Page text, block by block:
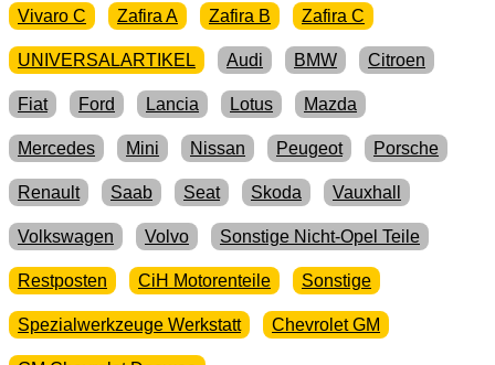
Vivaro C Zafira A Zafira B Zafira C
UNIVERSALARTIKEL Audi BMW Citroen
Fiat Ford Lancia Lotus Mazda
Mercedes Mini Nissan Peugeot Porsche
Renault Saab Seat Skoda Vauxhall
Volkswagen Volvo Sonstige Nicht-Opel Teile
Restposten CiH Motorenteile Sonstige
Spezialwerkzeuge Werkstatt Chevrolet GM